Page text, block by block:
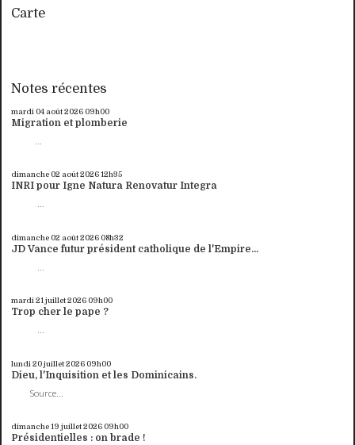
Carte
Notes récentes
mardi 04 août 2026 09h00
Migration et plomberie
dimanche 02 août 202612h35
INRI pour Igne Natura Renovatur Integra
...
dimanche 02 août 2026 08h32
JD Vance futur président catholique de l'Empire...
mardi 21juillet 2026 09h00
Trop cher le pape ?
...
lundi 20juillet 2026 09h00
Dieu, l'Inquisition et les Dominicains.
Source...
dimanche 19 juillet 2026 09h00
Présidentielles : on brade !